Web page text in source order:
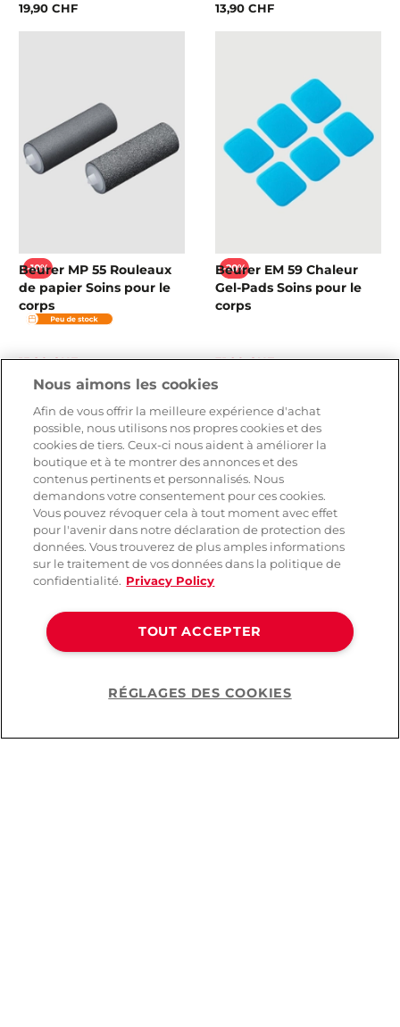
19,90 CHF 13,90 CHF
-10%
Beurer MP 55 Rouleaux
de papier Soins pour le
corps
15,20 CHF
16,90 CHF
-20%
Beurer EM 59 Chaleur
Gel-Pads Soins pour le
corps
31,90 CHF
39,90 CHF
No-Bullshit Crème Déo
Soins pour le corps
Soeder Wermut Negroni
Savon Naturel pour les
Nous aimons les cookies
Afin de vous offrir la meilleure expérience d'achat
possible, nous utilisons nos propres cookies et des
cookies de tiers. Ceux-ci nous aident à améliorer la
boutique et à te montrer des annonces et des
contenus pertinents et personnalisés. Nous
demandons votre consentement pour ces cookies.
Vous pouvez révoquer cela à tout moment avec effet
pour l'avenir dans notre déclaration de protection des
données. Vous trouverez de plus amples informations
sur le traitement de vos données dans la politique de
confidentialité. Privacy Policy
TOUT ACCEPTER
RÉGLAGES DES COOKIES